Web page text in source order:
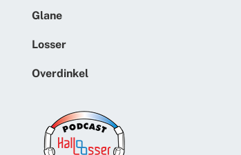
Glane
Losser
Overdinkel